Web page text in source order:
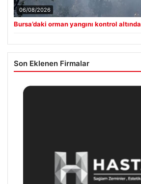
06/08/2026
Bursa’daki orman yangını kontrol altında
Son Eklenen Firmalar